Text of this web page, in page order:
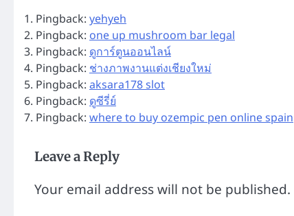
Pingback: yehyeh
Pingback: one up mushroom bar legal​
Pingback: ดูการ์ตูนออนไลน์
Pingback: ช่างภาพงานแต่งเชียงใหม่
Pingback: aksara178 slot
Pingback: ดูซีรี่ย์
Pingback: where to buy ozempic pen online spain
Leave a Reply
Your email address will not be published.